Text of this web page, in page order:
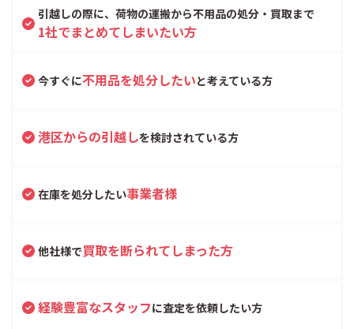
引越しの際に、荷物の運搬から不用品の処分・買取まで
1社でまとめてしまいたい方
今すぐに不用品を処分したいと考えている方
港区からの引越しを検討されている方
在庫を処分したい事業者様
他社様で買取を断られてしまった方
経験豊富なスタッフに査定を依頼したい方